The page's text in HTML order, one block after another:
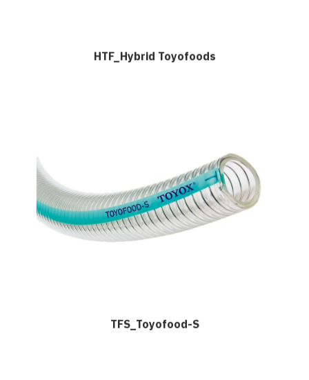
HTF_Hybrid Toyofoods
TFS_Toyofood-S